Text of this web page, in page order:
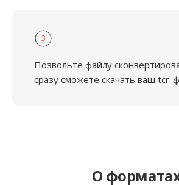
3
Позвольте файлу
сразу сможете скачать ваш tcr-
О